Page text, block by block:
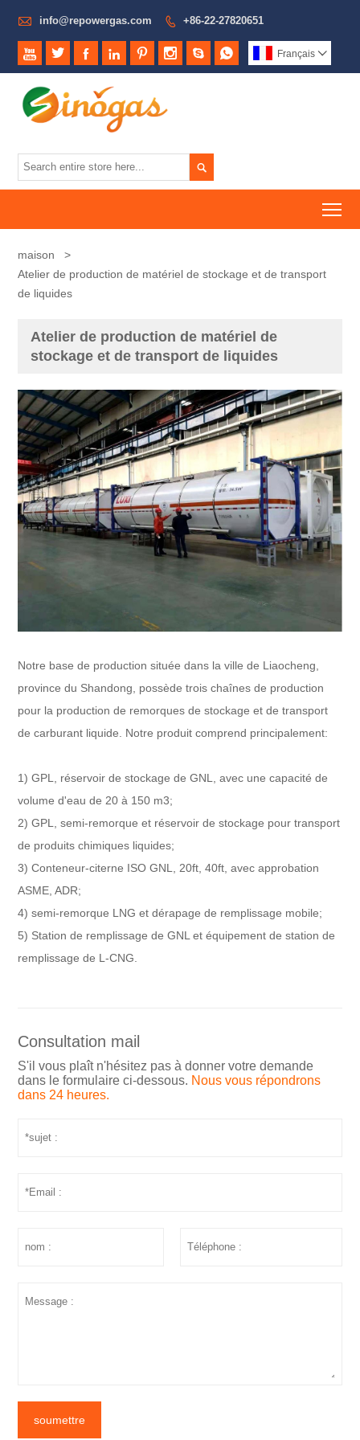
 info@repowergas.com  +86-22-27820651
        Français 

maison
>
Atelier de production de matériel de stockage et de transport
de liquides
Atelier de production de matériel de
stockage et de transport de liquides
Notre base de production située dans la ville de Liaocheng,
province du Shandong, possède trois chaînes de production
pour la production de remorques de stockage et de transport
de carburant liquide. Notre produit comprend principalement:
1) GPL, réservoir de stockage de GNL, avec une capacité de
volume d'eau de 20 à 150 m3;
2) GPL, semi-remorque et réservoir de stockage pour transport
de produits chimiques liquides;
3) Conteneur-citerne ISO GNL, 20ft, 40ft, avec approbation
ASME, ADR;
4) semi-remorque LNG et dérapage de remplissage mobile;
5) Station de remplissage de GNL et équipement de station de
remplissage de L-CNG.
Consultation mail
S'il vous plaît n'hésitez pas à donner votre demande
dans le formulaire ci-dessous. Nous vous répondrons
dans 24 heures.
soumettre